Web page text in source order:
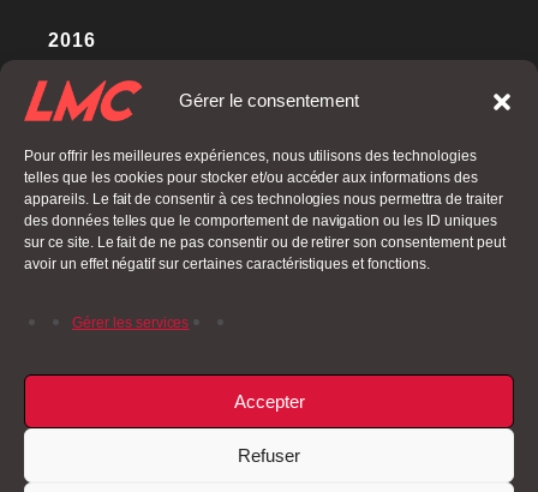
Gérer le consentement
Pour offrir les meilleures expériences, nous utilisons des technologies
telles que les cookies pour stocker et/ou accéder aux informations des
appareils. Le fait de consentir à ces technologies nous permettra de traiter
des données telles que le comportement de navigation ou les ID uniques
sur ce site. Le fait de ne pas consentir ou de retirer son consentement peut
avoir un effet négatif sur certaines caractéristiques et fonctions.
Gérer les services
Accepter
Refuser
2016